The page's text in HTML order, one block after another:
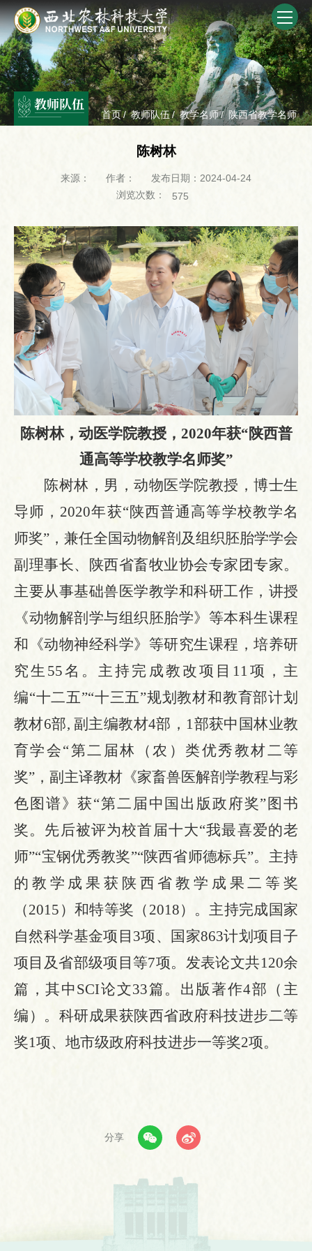
教师队伍
首页/ 教师队伍/ 教学名师/ 陕西省教学名师
陈树林
来源： 作者：
发布日期：2024-04-24
浏览次数：
575
陈树林，动医学院教授， 2020年获“陕西普
通高等学校教学名师奖”
陈树林 ， 男，动物医学院教授，博士生
导师， 2020年获“陕西普通高等学校教学名
师奖”，兼任全国动物解剖及组织胚胎学学会
副理事长、陕西省畜牧业协会专家团专家。
主要从事基础兽医学教学和科研工作，讲授
《动物解剖学与组织胚胎学》等本科生课程
和《动物神经科学》等研究生课程，培养研
究生55名。主持完成教改项目11项，主
编“十二五”“十三五”规划教材和教育部计划
教材6部, 副主编教材4部，1部获中国林业教
育学会“第二届林（农）类优秀教材二等
奖”，副主译教材《家畜兽医解剖学教程与彩
色图谱》获“第二届中国出版政府奖”图书
奖。先后被评为校首届十大“我最喜爱的老
师”“宝钢优秀教奖”“陕西省师德标兵”。主持
的教学成果获陕西省教学成果二等奖
（2015）和特等奖（2018）。主持完成国家
自然科学基金项目3项、国家863计划项目子
项目及省部级项目等7项。发表论文共120余
篇，其中SCI论文33篇。出版著作4部（主
编）。科研成果获陕西省政府科技进步二等
奖1项、地市级政府科技进步一等奖2项。
分享